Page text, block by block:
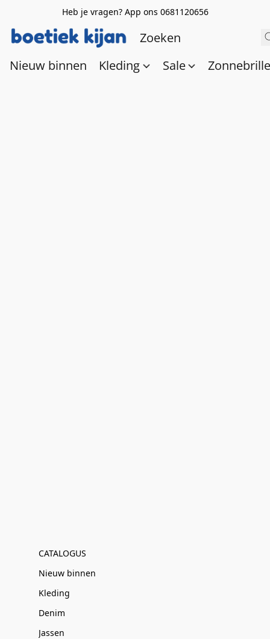
Heb je vragen? App ons 0681120656
Nieuw binnen Kleding Sale
CATALOGUS
Nieuw binnen
Kleding
Denim
Jassen